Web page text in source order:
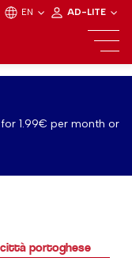
EN AD-LITE
1.99€ per month or
città portoghese